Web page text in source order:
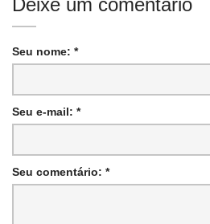
Seu nome: *
Seu e-mail: *
Seu comentário: *